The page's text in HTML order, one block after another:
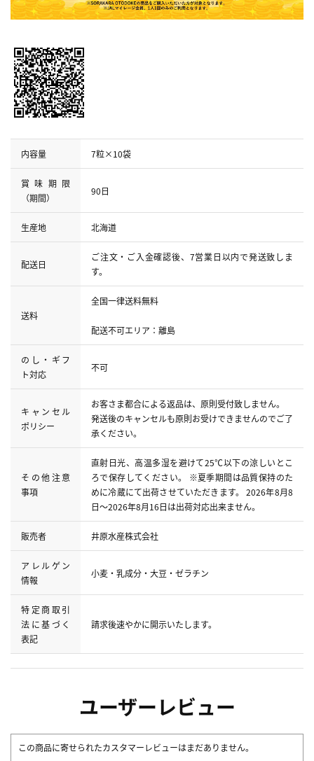
内容量 7粒×10袋
賞味期限
（期間）
90日
生産地 北海道
配送日
ご注文・ご入金確認後、7営業日以内で発送致しま
す。
送料
全国一律送料無料
配送不可エリア：離島
のし・ギフ
ト対応
不可
キャンセル
ポリシー
お客さま都合による返品は、原則受付致しません。
発送後のキャンセルも原則お受けできませんのでご了
承ください。
その他注意
事項
直射日光、高温多湿を避けて25℃以下の涼しいとこ
ろで保存してください。 ※夏季期間は品質保持のた
めに冷蔵にて出荷させていただきます。 2026年8月8
日～2026年8月16日は出荷対応出来ません。
販売者 井原水産株式会社
アレルゲン
情報
小麦・乳成分・大豆・ゼラチン
特定商取引
法に基づく
表記
請求後速やかに開示いたします。
ユーザーレビュー
この商品に寄せられたカスタマーレビューはまだありません。